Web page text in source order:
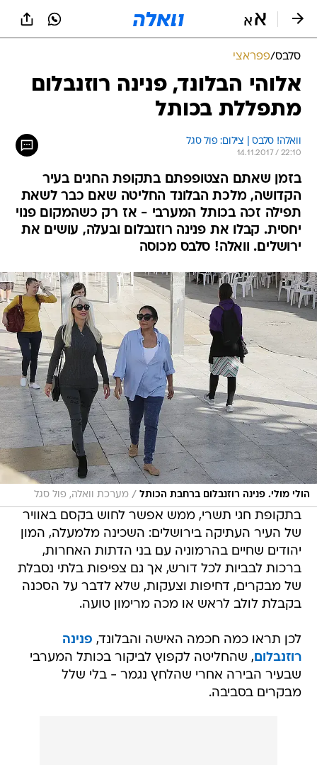
סלבס/פפראצי
אלוהי הבלונד, פנינה רוזנבלום
מתפללת בכותל
וואלה! סלבס | צילום: פול סגל
14.11.2017 / 22:10
בזמן שאתם הצטופפתם בתקופת החגים בעיר
הקדושה, מלכת הבלונד החליטה שאם כבר לשאת
תפילה זכה בכותל המערבי - אז רק כשהמקום פנוי
יחסית. קבלו את פנינה רוזנבלום ובעלה, עושים את
ירושלים. וואלה! סלבס מכוסה
הולי מולי. פנינה רוזנבלום ברחבת הכותל / מערכת וואלה, פול סגל
בתקופת חגי תשרי, ממש אפשר לחוש בקסם באוויר
של העיר העתיקה בירושלים: השכינה מלמעלה, המון
יהודים שחיים בהרמוניה עם בני הדתות האחרות,
ברכות לבביות לכל דורש, אך גם צפיפות בלתי נסבלת
של מבקרים, דחיפות וצעקות, שלא לדבר על הסכנה
בקבלת לולב לראש או מכה מרימון טועה.
לכן תראו כמה חכמה האישה והבלונד, פנינה
רוזנבלום, שהחליטה לקפוץ לביקור בכותל המערבי
שבעיר הבירה אחרי שהלחץ נגמר - בלי שלל
מבקרים בסביבה.